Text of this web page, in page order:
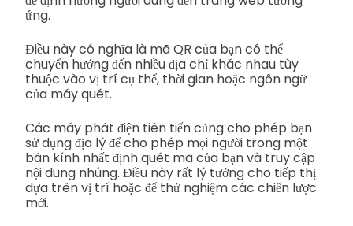
ứng.
Điều này có nghĩa là mã QR của bạn có thể
chuyển hướng đến nhiều địa chỉ khác nhau tùy
thuộc vào vị trí cụ thể, thời gian hoặc ngôn ngữ
của máy quét.
Các máy phát điện tiên tiến cũng cho phép bạn
sử dụng địa lý để cho phép mọi người trong một
bán kính nhất định quét mã của bạn và truy cập
nội dung nhúng. Điều này rất lý tưởng cho tiếp thị
dựa trên vị trí hoặc để thử nghiệm các chiến lược
mới.